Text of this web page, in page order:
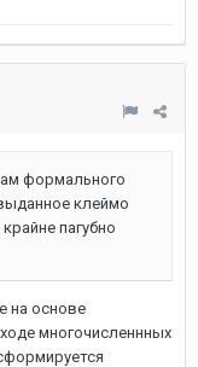
формального
клеймо
пагубно
на основе
многочисленнных